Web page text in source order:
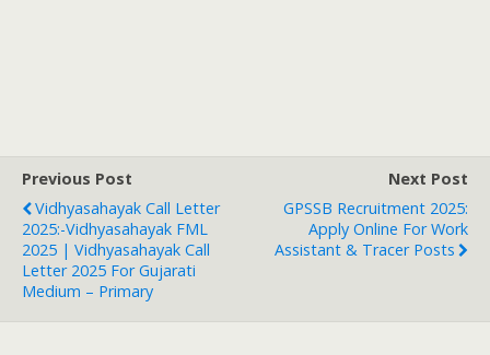
Previous Post
Vidhyasahayak Call Letter
2025:-Vidhyasahayak FML
2025 | Vidhyasahayak Call
Letter 2025 For Gujarati
Medium – Primary
Next Post
GPSSB Recruitment 2025:
Apply Online For Work
Assistant & Tracer Posts